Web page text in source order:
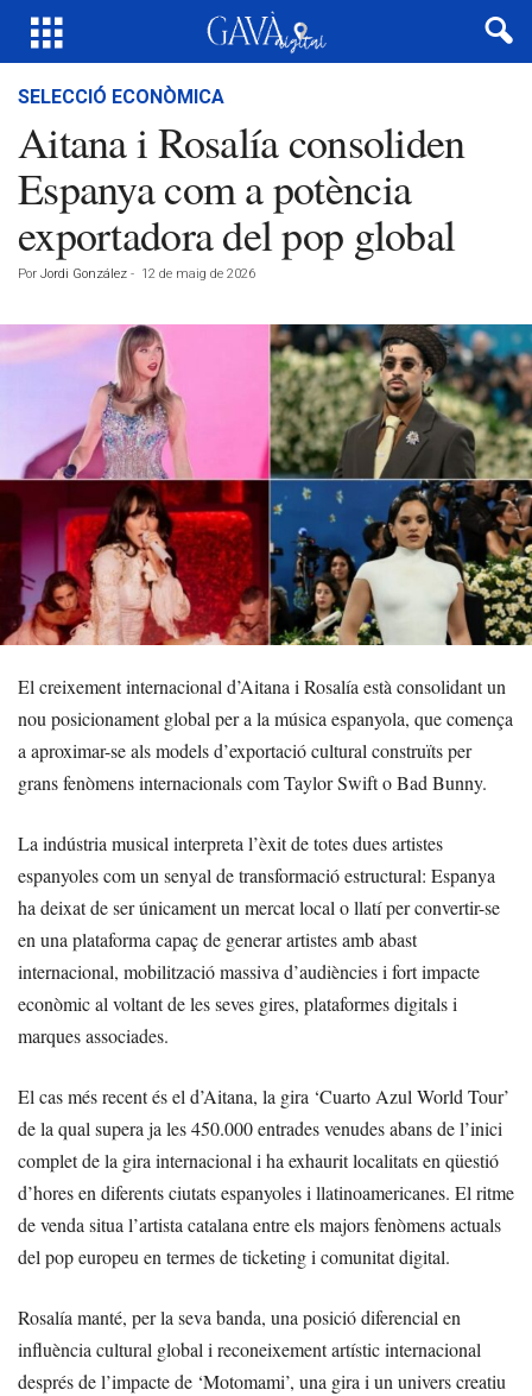
SELECCIÓ ECONÒMICA
Aitana i Rosalía consoliden
Espanya com a potència
exportadora del pop global
Por Jordi González - 12 de maig de 2026
El creixement internacional d’Aitana i Rosalía està consolidant un
nou posicionament global per a la música espanyola, que comença
a aproximar-se als models d’exportació cultural construïts per
grans fenòmens internacionals com Taylor Swift o Bad Bunny.
La indústria musical interpreta l’èxit de totes dues artistes
espanyoles com un senyal de transformació estructural: Espanya
ha deixat de ser únicament un mercat local o llatí per convertir-se
en una plataforma capaç de generar artistes amb abast
internacional, mobilització massiva d’audiències i fort impacte
econòmic al voltant de les seves gires, plataformes digitals i
marques associades.
El cas més recent és el d’Aitana, la gira ‘Cuarto Azul World Tour’
de la qual supera ja les 450.000 entrades venudes abans de l’inici
complet de la gira internacional i ha exhaurit localitats en qüestió
d’hores en diferents ciutats espanyoles i llatinoamericanes. El ritme
de venda situa l’artista catalana entre els majors fenòmens actuals
del pop europeu en termes de ticketing i comunitat digital.
Rosalía manté, per la seva banda, una posició diferencial en
influència cultural global i reconeixement artístic internacional
després de l’impacte de ‘Motomami’, una gira i un univers creatiu